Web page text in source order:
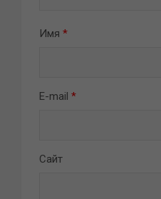
Имя *
E-mail *
Сайт